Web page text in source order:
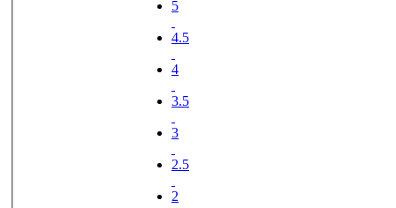
5
4.5
4
3.5
3
2.5
2